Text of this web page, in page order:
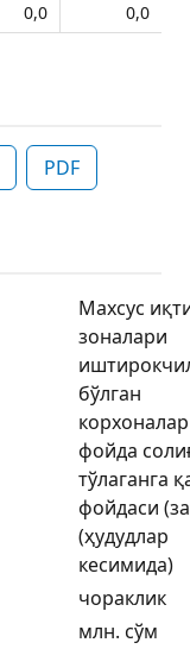
0,0 0,0
PDF
Махсус
зоналари
бўлган
фойда
тўлаганга
фойдаси
(ҳудудлар
кесимида)
чораклик
млн. сўм